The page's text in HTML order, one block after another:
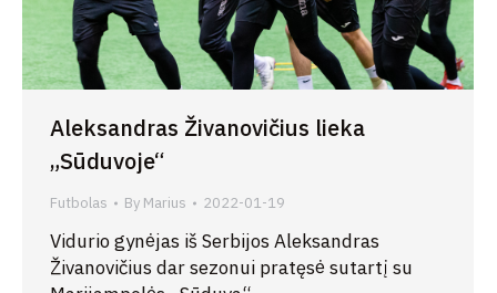
Aleksandras Živanovičius lieka
„Sūduvoje“
Futbolas By Marius 2022-01-19
Vidurio gynėjas iš Serbijos Aleksandras
Živanovičius dar sezonui pratęsė sutartį su